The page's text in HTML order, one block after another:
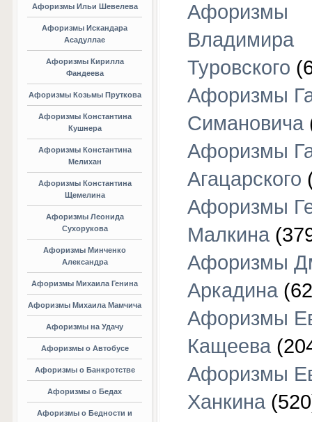
Афоризмы Ильи Шевелева
Афоризмы Искандара
Асадуллае
Афоризмы Кирилла
Фандеева
Афоризмы Козьмы Пруткова
Афоризмы Константина
Кушнера
Афоризмы Константина
Мелихан
Афоризмы Константина
Щемелина
Афоризмы Леонида
Сухорукова
Афоризмы Минченко
Александра
Афоризмы Михаила Генина
Афоризмы Михаила Мамчича
Афоризмы на Удачу
Афоризмы о Автобусе
Афоризмы о Банкротстве
Афоризмы о Бедах
Афоризмы о Бедности и
Афоризмы
Владимира
Туровского
Афоризмы
Симановича
Афоризмы
Агацарского
Афоризмы
Малкина
Афоризмы
Аркадина
Афоризмы
Кащеева
Афоризмы
Ханкина